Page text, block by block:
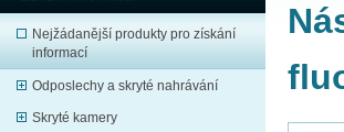
Nejžádanější produkty pro získání
informací
Odposlechy a skryté nahrávání
Skryté kamery